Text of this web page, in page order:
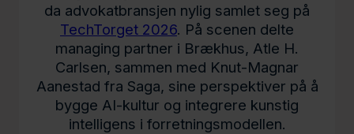
da advokatbransjen nylig samlet seg på
TechTorget 2026. På scenen delte
managing partner i Brækhus, Atle H.
Carlsen, sammen med Knut-Magnar
Aanestad fra Saga, sine perspektiver på å
bygge AI-kultur og integrere kunstig
intelligens i forretningsmodellen.